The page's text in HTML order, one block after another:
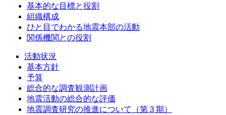
基本的な目標と役割
組織構成
ひと目でわかる地震本部の活動
関係機関との役割
活動状況
基本方針
予算
総合的な調査観測計画
地震活動の総合的な評価
地震調査研究の推進について（第３期）